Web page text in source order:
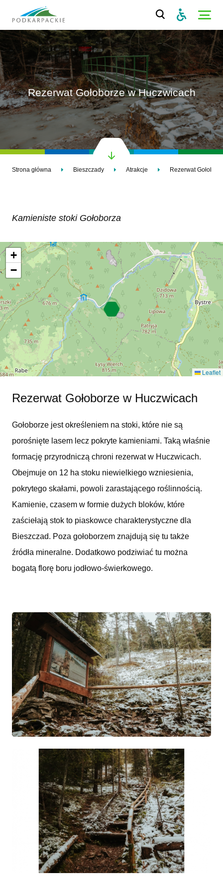
Rezerwat Gołoborze w Huczwicach
Strona główna Bieszczady Atrakcje Rezerwat
Kamieniste stoki Gołoborza
+
−
Leaflet
Rezerwat Gołoborze w Huczwicach
Gołoborze jest określeniem na stoki, które nie są
porośnięte lasem lecz pokryte kamieniami. Taką właśnie
formację przyrodniczą chroni rezerwat w Huczwicach.
Obejmuje on 12 ha stoku niewielkiego wzniesienia,
pokrytego skałami, powoli zarastającego roślinnością.
Kamienie, czasem w formie dużych bloków, które
zaściełają stok to piaskowce charakterystyczne dla
Bieszczad. Poza gołoborzem znajdują się tu także
źródła mineralne. Dodatkowo podziwiać tu można
bogatą florę boru jodłowo-świerkowego.